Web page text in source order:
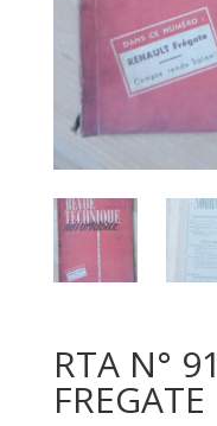
RTA N°
FREGATE